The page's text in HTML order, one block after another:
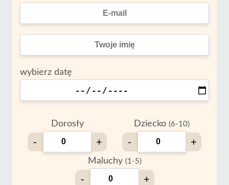
wybierz datę
Dorosły
- +
Dziecko (6-10)
- +
Maluchy (1-5)
- +